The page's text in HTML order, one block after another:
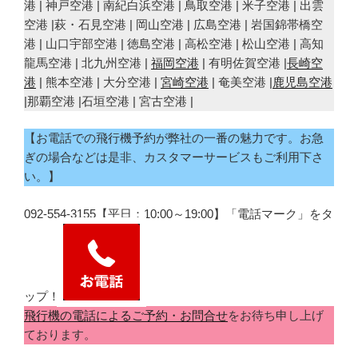
港 | 神戸空港 | 南紀白浜空港 | 鳥取空港 | 米子空港 | 出雲
空港 |萩・石見空港 | 岡山空港 | 広島空港 | 岩国錦帯橋空
港 | 山口宇部空港 | 徳島空港 | 高松空港 | 松山空港 | 高知
龍馬空港 | 北九州空港 | 福岡空港 | 有明佐賀空港 |長崎空
港 | 熊本空港 | 大分空港 | 宮崎空港 | 奄美空港 |鹿児島空港
|那覇空港 |石垣空港 | 宮古空港 |
【お電話での飛行機予約が弊社の一番の魅力です。お急
ぎの場合などは是非、カスタマーサービスもご利用下さ
い。】
092-554-3155【平日：10:00～19:00】「電話マーク」をタ
ップ！
飛行機の電話によるご予約・お問合せをお待ち申し上げ
ております。